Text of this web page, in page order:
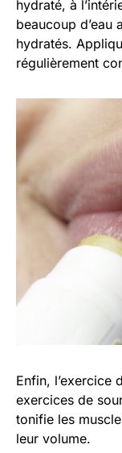
hydraté, à
beaucoup d’eau
hydratés.
régulièrement
Enfin, l’exercice
exercices de
tonifie les
leur volume.